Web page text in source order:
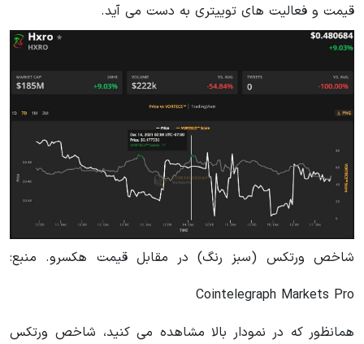
قیمت و فعالیت های توییتری به دست می آید.
شاخص ورتکس (سبز رنگ) در مقابل قیمت هکسرو. منبع:
Cointelegraph Markets Pro
همانظور که در نمودار بالا مشاهده می کنید، شاخص ورتکس